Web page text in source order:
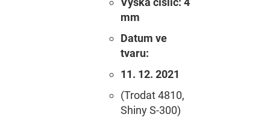
mm
Datum ve
tvaru:
11. 12. 2021
(Trodat 4810,
Shiny S-300)